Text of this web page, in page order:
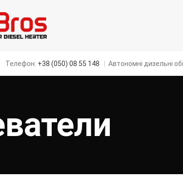
Телефон: +38 (050) 08 55 148 Автономні дизельні